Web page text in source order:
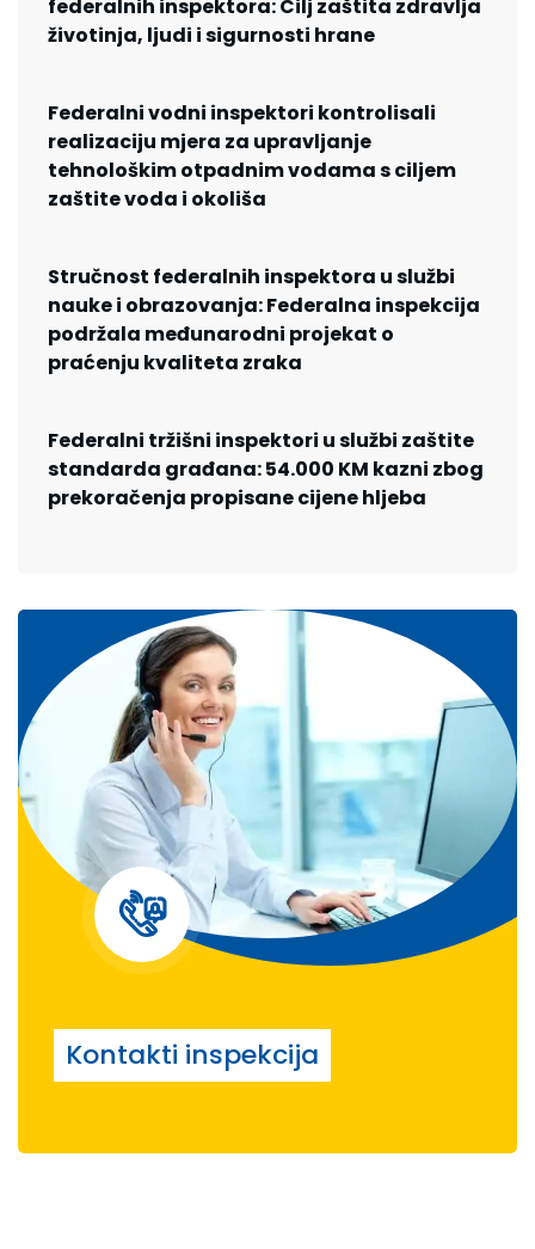
federalnih inspektora: Cilj zaštita zdravlja
životinja, ljudi i sigurnosti hrane
Federalni vodni inspektori kontrolisali
realizaciju mjera za upravljanje
tehnološkim otpadnim vodama s ciljem
zaštite voda i okoliša
Stručnost federalnih inspektora u službi
nauke i obrazovanja: Federalna inspekcija
podržala međunarodni projekat o
praćenju kvaliteta zraka
Federalni tržišni inspektori u službi zaštite
standarda građana: 54.000 KM kazni zbog
prekoračenja propisane cijene hljeba
Kontakti inspekcija